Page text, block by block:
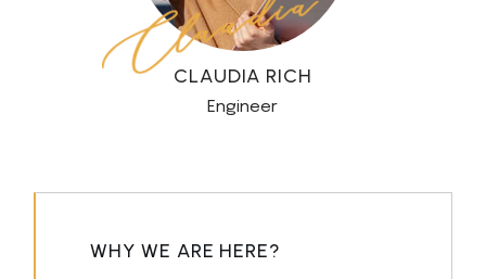
CLAUDIA RICH
Engineer
WHY WE ARE HERE?